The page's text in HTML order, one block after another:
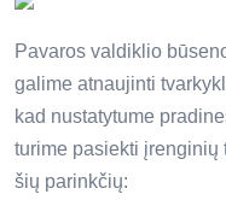
Pavaros valdiklio
galime atnaujinti
kad nustatytume
turime pasiekti įrenginių
šių parinkčių: